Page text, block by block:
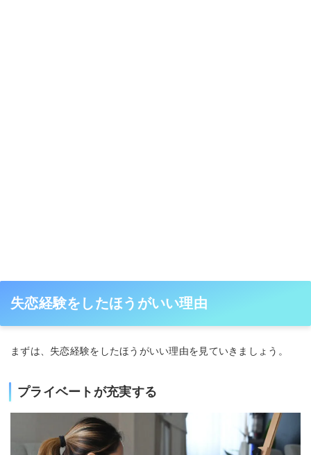
失恋経験をしたほうがいい理由
まずは、失恋経験をしたほうがいい理由を見ていきましょう。
プライベートが充実する